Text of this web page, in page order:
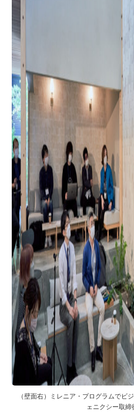
（壁面右）ミレニア・プログラムでビ
ェニクシー取